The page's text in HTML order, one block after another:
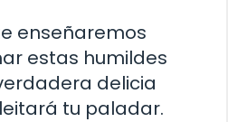
enseñaremos
estas humildes
delicia
tu paladar.